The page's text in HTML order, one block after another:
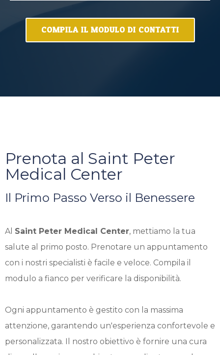
COMPILA IL MODULO DI CONTATTI
Prenota al Saint Peter
Medical Center
Il Primo Passo Verso il Benessere
Al Saint Peter Medical Center, mettiamo la tua
salute al primo posto. Prenotare un appuntamento
con i nostri specialisti è facile e veloce. Compila il
modulo a fianco per verificare la disponibilità.
Ogni appuntamento è gestito con la massima
attenzione, garantendo un'esperienza confortevole e
personalizzata. Il nostro obiettivo è fornire una cura